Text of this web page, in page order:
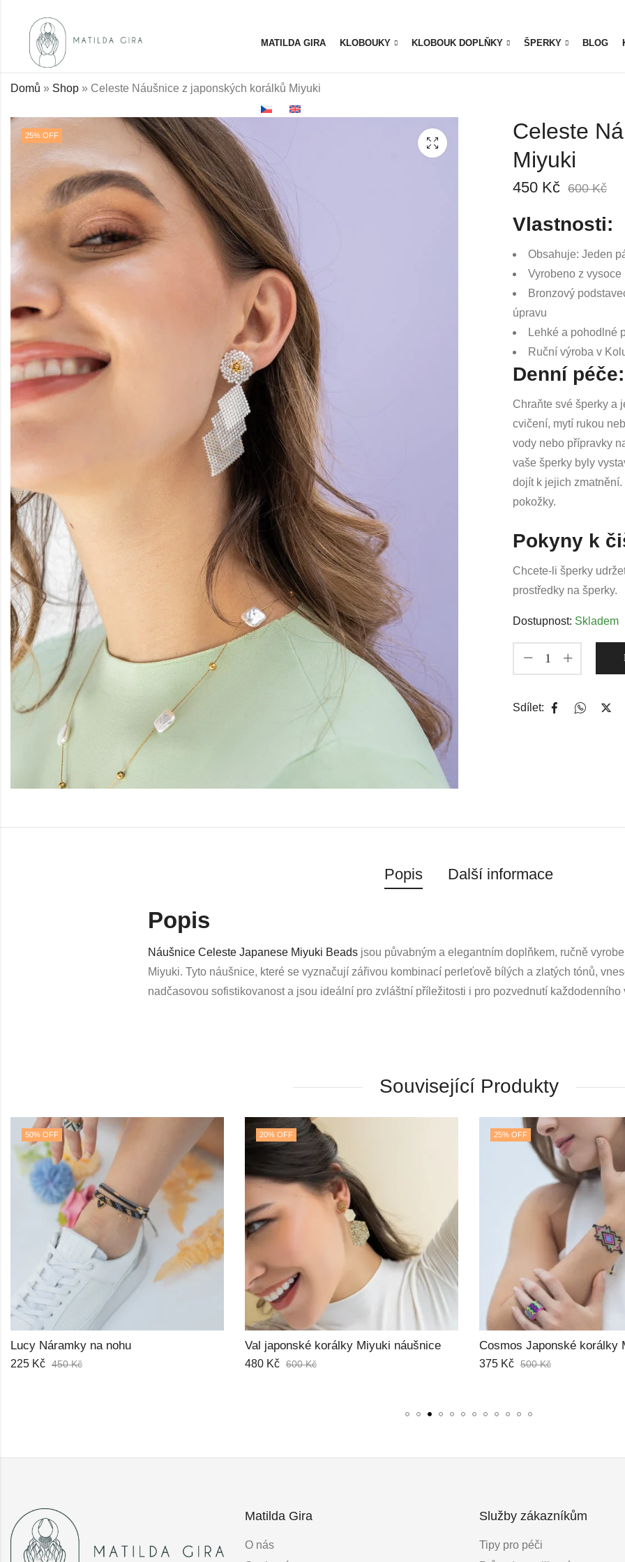
MATILDA GIRA KLOBOUKY KLOBOUK DOPLŇKY ŠPERKY BLOG
Domů » Shop » Celeste Náušnice z japonských korálků Miyuki
25% OFF
Celeste
Miyuki
450 Kč 600Kč
Vlastnosti:
Obsahuje: Jeden
Vyrobeno z
Bronzový
úpravu
Lehké a pohodlné
Ruční výroba v
Denní péče:
Chraňte své šperky a
cvičení, mytí rukou
vody nebo přípravky
vaše šperky byly
dojít k jejich
pokožky.
Pokyny k
Chcete-li šperky
prostředky na šperky.
Dostupnost: Skladem
Sdílet:
Popis Další informace
Popis
Náušnice Celeste Japanese Miyuki Beads jsou půvabným a elegantním doplňkem, ručně
Miyuki. Tyto náušnice, které se vyznačují zářivou kombinací perleťově bílých a zlatých tónů,
nadčasovou sofistikovanost a jsou ideální pro zvláštní příležitosti i pro pozvednutí každodenního
Související Produkty
20% OFF
Val japonské korálky Miyuki náušnice
480 Kč 600Kč
25% OFF
375 Kč 500Kč
Náhrdelník Pearl Whisper
250 Kč
Matilda Gira
O nás
Služby zákazníkům
Tipy pro péči